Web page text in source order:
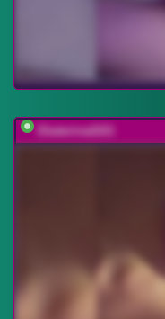
Ekaterina2221